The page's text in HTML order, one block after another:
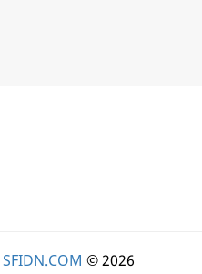
SFIDN.COM © 2026